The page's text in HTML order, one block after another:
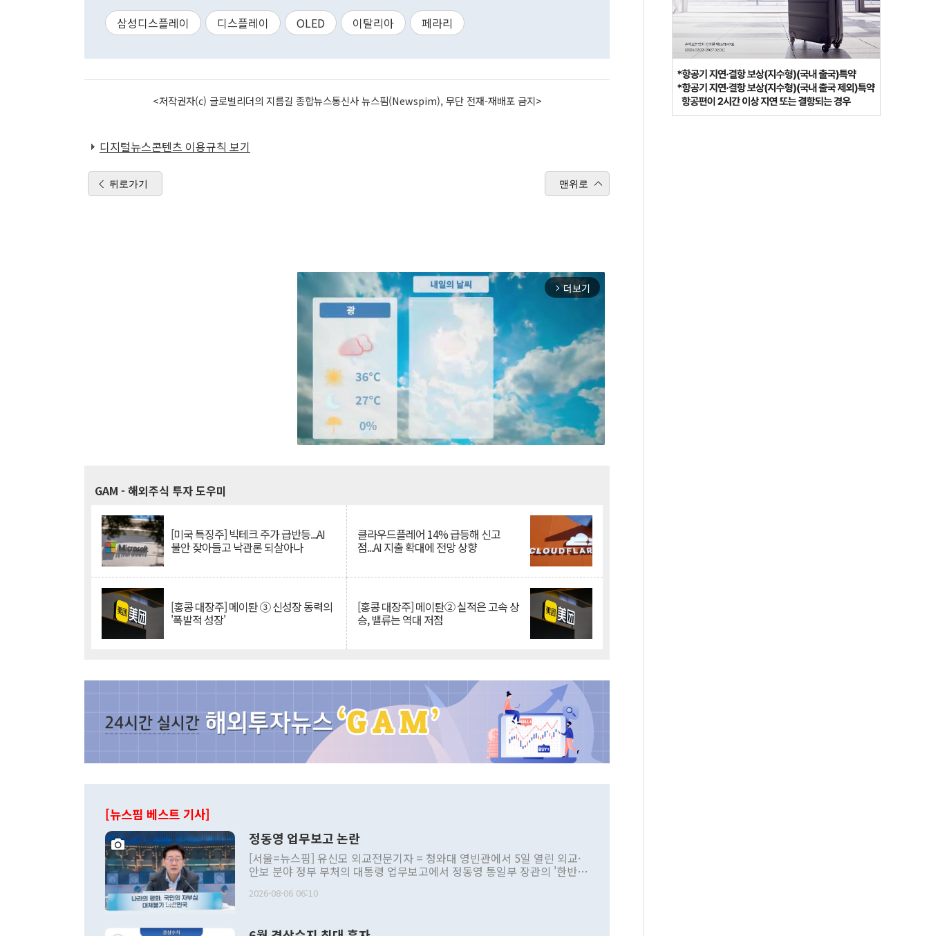
삼성디스플레이 디스플레이 OLED 이탈리아 페라리
<저작권자(c) 글로벌리더의 지름길 종합뉴스통신사 뉴스핌(Newspim), 무단 전재-재배포 금지>
디지털뉴스콘텐츠 이용규칙 보기
뒤로가기 맨위로
arrow_forward_ios 더보기
GAM - 해외주식 투자 도우미
[미국 특징주] 빅테크 주가 급반등...AI
불안 잦아들고 낙관론 되살아나
클라우드플레어 14% 급등해 신고
점...AI 지출 확대에 전망 상향
[홍콩 대장주] 메이퇀 ③ 신성장 동력의
'폭발적 성장'
[홍콩 대장주] 메이퇀② 실적은 고속 상
승, 밸류는 역대 저점
[뉴스핌 베스트 기사]
정동영 업무보고 논란
[서울=뉴스핌] 유신모 외교전문기자 = 청와대 영빈관에서 5일 열린 외교·
안보 분야 정부 부처의 대통령 업무보고에서 정동영 통일부 장관의 '한반도
발언 중에는 정부 내 조율을 거치지 않은 사안을 정책으로 추진하겠다고 공
2026-08-06 06:10